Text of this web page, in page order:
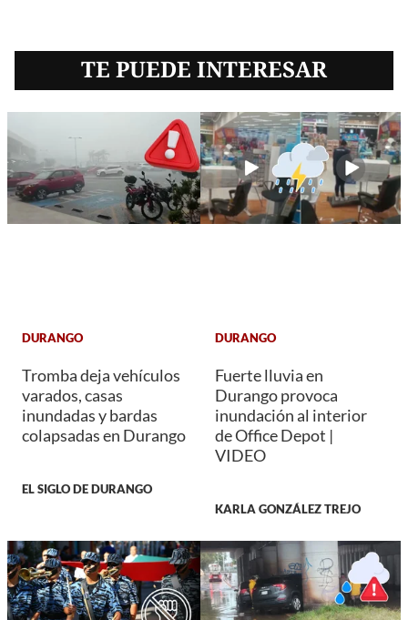
TE PUEDE INTERESAR
DURANGO
Tromba deja vehículos
varados, casas
inundadas y bardas
colapsadas en Durango
EL SIGLO DE DURANGO
DURANGO
Fuerte lluvia en
Durango provoca
inundación al interior
de Office Depot |
VIDEO
KARLA GONZÁLEZ TREJO